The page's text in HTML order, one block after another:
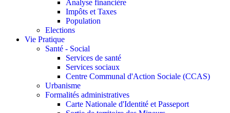
Analyse financière
Impôts et Taxes
Population
Elections
Vie Pratique
Santé - Social
Services de santé
Services sociaux
Centre Communal d'Action Sociale (CCAS)
Urbanisme
Formalités administratives
Carte Nationale d'Identité et Passeport